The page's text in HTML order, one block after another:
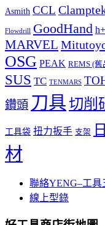
Asmith CCL
Flowdrill GoodHand
MARVEL
OSG PEAK REMS (舊
SUS TC TENMARS
鑽頭 刀具切削
工具袋 扭力扳手 支架
材
聯絡YENG–工具
線上型錄